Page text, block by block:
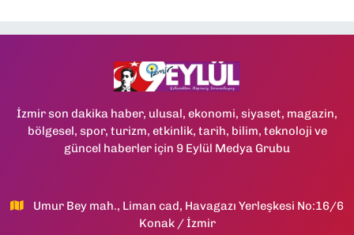
İzmir son dakika haber, ulusal, ekonomi, siyaset, magazin,
bölgesel, spor, turizm, etkinlik, tarih, bilim, teknoloji ve
güncel haberler için 9 Eylül Medya Grubu
Umur Bey mah., Liman cad, Havagazı Yerleşkesi No:16/6
Konak / İzmir